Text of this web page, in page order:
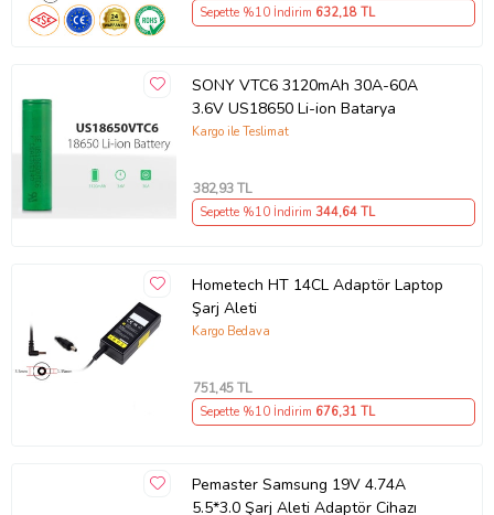
Sepette %10 İndirim 632,18 TL
SONY VTC6 3120mAh 30A-60A
3.6V US18650 Li-ion Batarya
Kargo ile Teslimat
382,93 TL
Sepette %10 İndirim 344,64 TL
Hometech HT 14CL Adaptör Laptop
Şarj Aleti
Kargo Bedava
751,45 TL
Sepette %10 İndirim 676,31 TL
Pemaster Samsung 19V 4.74A
5.5*3.0 Şarj Aleti Adaptör Cihazı